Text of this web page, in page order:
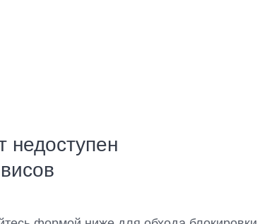
недоступен